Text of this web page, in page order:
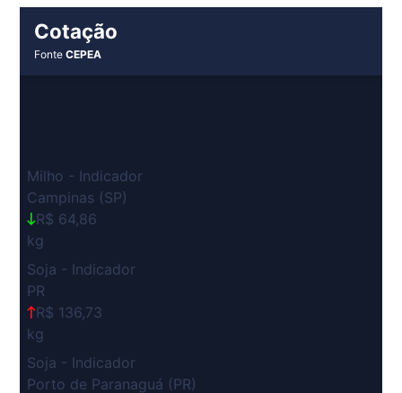
Cotação
FonteCEPEA
Milho - Indicador
Campinas (SP)
R$ 64,86
kg
Soja - Indicador
PR
R$ 136,73
kg
Soja - Indicador
Porto de Paranaguá (PR)